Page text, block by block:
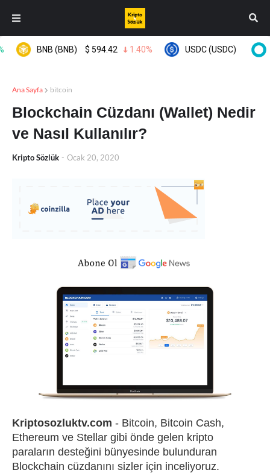
BNB (BNB) $594.42 1.40% USDC (USDC) $0.999523
Ana Sayfa bitcoin
Blockchain Cüzdanı (Wallet) Nedir
ve Nasıl Kullanılır?
Kripto Sözlük - Ocak 20, 2020
Kriptosozluktv.com - Bitcoin, Bitcoin Cash,
Ethereum ve Stellar gibi önde gelen kripto
paraların desteğini bünyesinde bulunduran
Blockchain cüzdanını sizler için inceliyoruz.